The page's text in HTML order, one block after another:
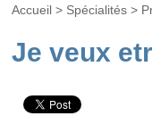
Accueil > Spécialités >
Je veux